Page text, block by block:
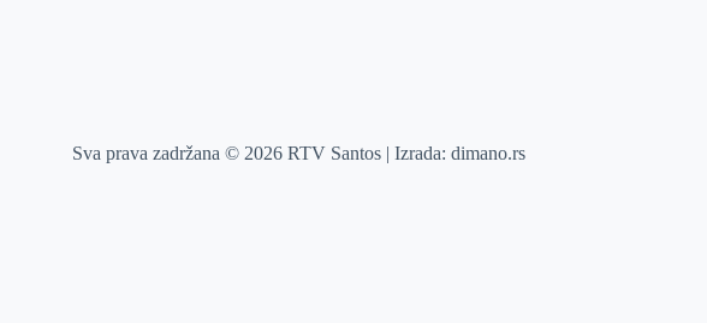
Sva prava zadržana © 2026 RTV Santos | Izrada:dimano.rs